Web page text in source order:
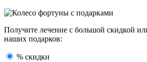
Получите лечение с большой скидкой
наших подарков:
% скидки